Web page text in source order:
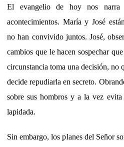
El evangelio de hoy nos narra
acontecimientos. María y José
no han convivido juntos. José,
cambios que le hacen sospechar
circunstancia toma una decisión, no
decide repudiarla en secreto.
sobre sus hombros y a la vez
lapidada.
Sin embargo, los planes del Señor